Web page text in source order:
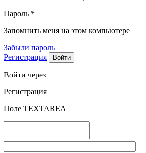
Пароль *
Запомнить меня на этом компьютере
Забыли пароль
Регистрация
Войти через
Регистрация
Поле TEXTAREA